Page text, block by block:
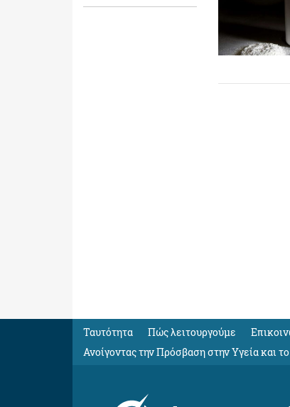
Ταυτότητα Πώς λειτουργούμε
Ανοίγοντας την Πρόσβαση στην Υγεία και